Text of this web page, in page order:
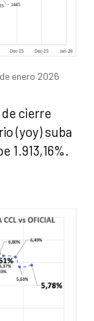
enero 2026
cierre
(yoy) suba
1.913,16%.